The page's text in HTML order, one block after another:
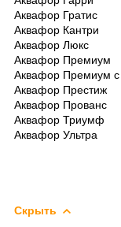
Аквафор Гратис
Аквафор Кантри
Аквафор Люкс
Аквафор Премиум
Аквафор Премиум c
Аквафор Престиж
Аквафор Прованс
Аквафор Триумф
Аквафор Ультра
Скрыть